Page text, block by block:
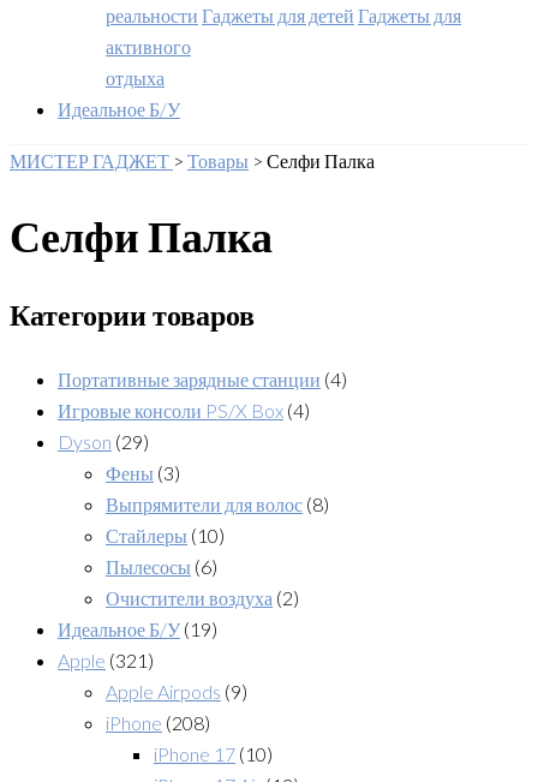
реальности Гаджеты для детей Гаджеты для
активного
отдыха
Идеальное Б/У
МИСТЕР ГАДЖЕТ > Товары > Селфи Палка
Селфи Палка
Категории товаров
Портативные зарядные станции (4)
Игровые консоли PS/X Box (4)
Dyson (29)
Фены (3)
Выпрямители для волос (8)
Стайлеры (10)
Пылесосы (6)
Очистители воздуха (2)
Идеальное Б/У (19)
Apple (321)
Apple Airpods (9)
iPhone (208)
iPhone 17 (10)